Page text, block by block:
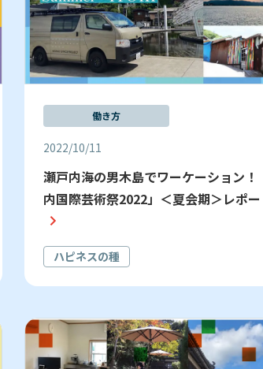
働き方
2022/10/11
瀬戸内海の男木島でワーケーション！
内国際芸術祭2022」＜夏会期＞レポ
ハピネスの種